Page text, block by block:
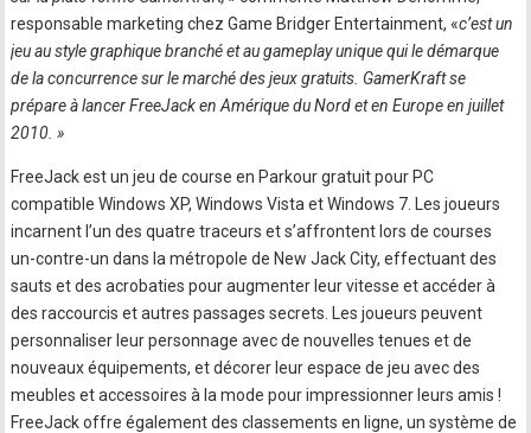
responsable marketing chez Game Bridger Entertainment, «c’est un
jeu au style graphique branché et au gameplay unique qui le démarque
de la concurrence sur le marché des jeux gratuits. GamerKraft se
prépare à lancer FreeJack en Amérique du Nord et en Europe en juillet
2010. »
FreeJack est un jeu de course en Parkour gratuit pour PC
compatible Windows XP, Windows Vista et Windows 7. Les joueurs
incarnent l’un des quatre traceurs et s’affrontent lors de courses
un-contre-un dans la métropole de New Jack City, effectuant des
sauts et des acrobaties pour augmenter leur vitesse et accéder à
des raccourcis et autres passages secrets. Les joueurs peuvent
personnaliser leur personnage avec de nouvelles tenues et de
nouveaux équipements, et décorer leur espace de jeu avec des
meubles et accessoires à la mode pour impressionner leurs amis !
FreeJack offre également des classements en ligne, un système de